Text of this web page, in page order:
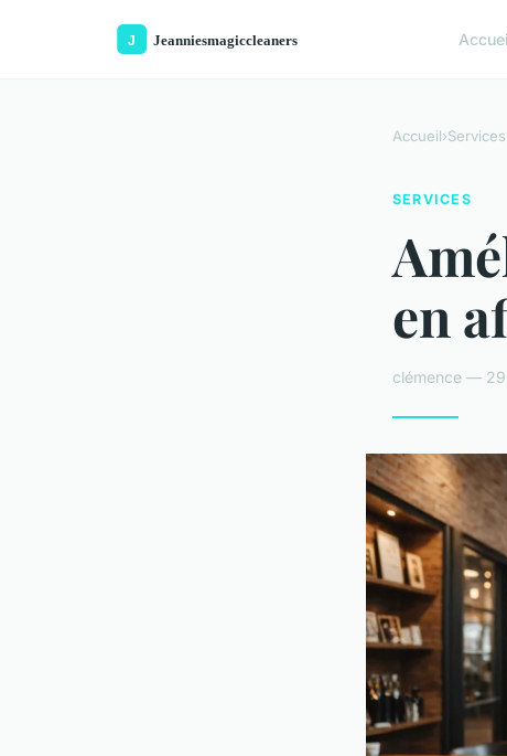
Accueil›Services
SERVICES
en
clémence —